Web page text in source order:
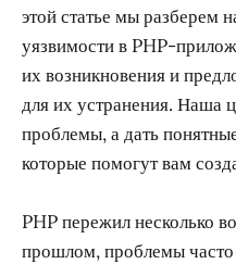
этой статье мы разберем
уязвимости в PHP-
их возникновения и
для их устранения. Наша
проблемы, а дать
которые помогут вам
PHP пережил несколько
прошлом, проблемы часто